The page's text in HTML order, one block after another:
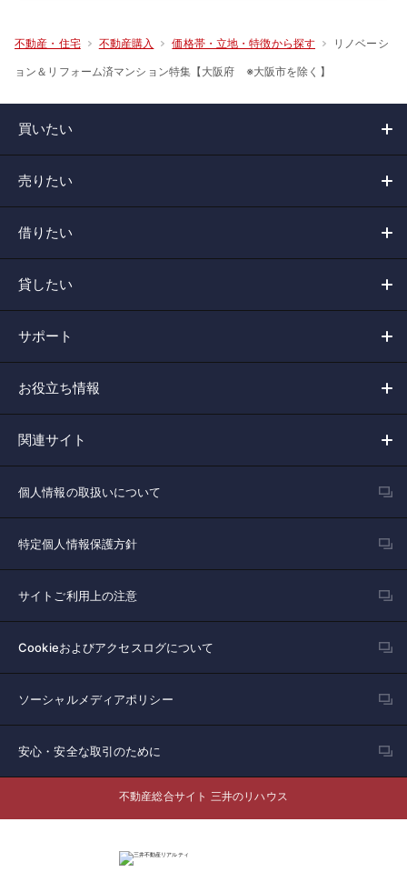
不動産・住宅 不動産購入 価格帯・立地・特徴から探す リノベーシ
ョン＆リフォーム済マンション特集【大阪府 ※大阪市を除く】
買いたい
売りたい
借りたい
貸したい
サポート
お役立ち情報
関連サイト
個人情報の取扱いについて
特定個人情報保護方針
サイトご利用上の注意
Cookieおよびアクセスログについて
ソーシャルメディアポリシー
安心・安全な取引のために
不動産総合サイト 三井のリハウス